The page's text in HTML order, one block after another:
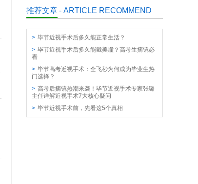
推荐文章- ARTICLE RECOMMEND
> 毕节近视手术后多久能正常生活？
> 毕节近视手术后多久能戴美瞳？高考生摘镜必
看
> 毕节高考近视手术：全飞秒为何成为毕业生热
门选择？
> 高考后摘镜热潮来袭！毕节近视手术专家张璐
主任详解近视手术7大核心疑问
> 毕节近视手术前，先看这5个真相